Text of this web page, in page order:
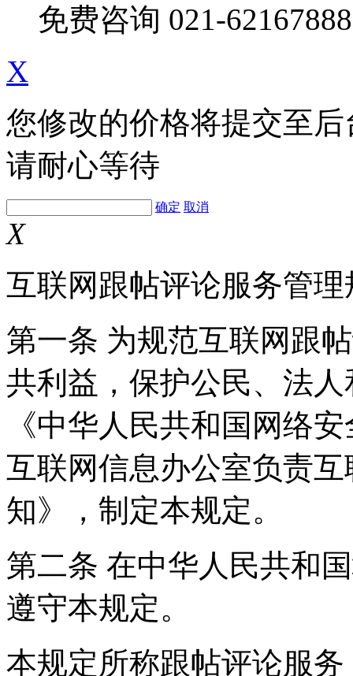
免费咨询 021-62167888
X
您修改的价格将提交至
请耐心等待
确定 取消
X
互联网跟帖评论服务管理
第一条 为规范互联网跟
共利益，保护公民、法
《中华人民共和国网络
互联网信息办公室负责
知》，制定本规定。
第二条 在中华人民共和
遵守本规定。
本规定所称跟帖评论服